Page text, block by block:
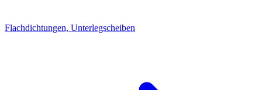
Flachdichtungen, Unterlegscheiben